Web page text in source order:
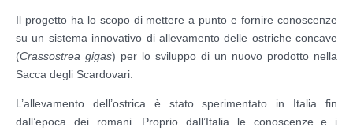
Il progetto ha lo scopo di mettere a punto e fornire conoscenze
su un sistema innovativo di allevamento delle ostriche concave
(Crassostrea gigas) per lo sviluppo di un nuovo prodotto nella
Sacca degli Scardovari.
L’allevamento dell’ostrica è stato sperimentato in Italia fin
dall’epoca dei romani. Proprio dall’Italia le conoscenze e i